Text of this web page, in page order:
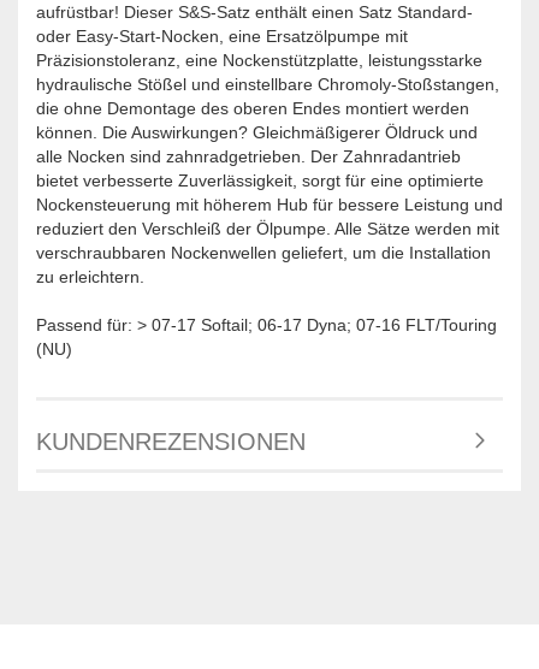
aufrüstbar! Dieser S&S-Satz enthält einen Satz Standard-
oder Easy-Start-Nocken, eine Ersatzölpumpe mit
Präzisionstoleranz, eine Nockenstützplatte, leistungsstarke
hydraulische Stößel und einstellbare Chromoly-Stoßstangen,
die ohne Demontage des oberen Endes montiert werden
können. Die Auswirkungen? Gleichmäßigerer Öldruck und
alle Nocken sind zahnradgetrieben. Der Zahnradantrieb
bietet verbesserte Zuverlässigkeit, sorgt für eine optimierte
Nockensteuerung mit höherem Hub für bessere Leistung und
reduziert den Verschleiß der Ölpumpe. Alle Sätze werden mit
verschraubbaren Nockenwellen geliefert, um die Installation
zu erleichtern.
Passend für: > 07-17 Softail; 06-17 Dyna; 07-16 FLT/Touring
(NU)
KUNDENREZENSIONEN